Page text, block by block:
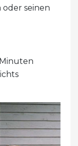
oder seinen